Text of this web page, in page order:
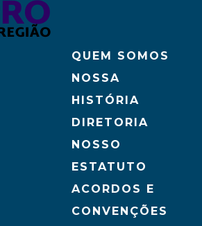
QUEM SOMOS
NOSSA
HISTÓRIA
DIRETORIA
NOSSO
ESTATUTO
ACORDOS E
CONVENÇÕES